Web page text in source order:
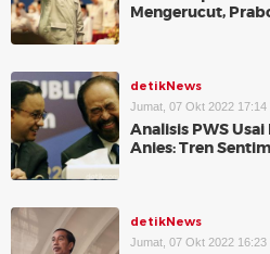
Mengerucut,
detikNews
Jumat, 07 Okt 2022 17:14
Analisis PWS
Anies: Tren
detikNews
Jumat, 07 Okt 2022 16:23